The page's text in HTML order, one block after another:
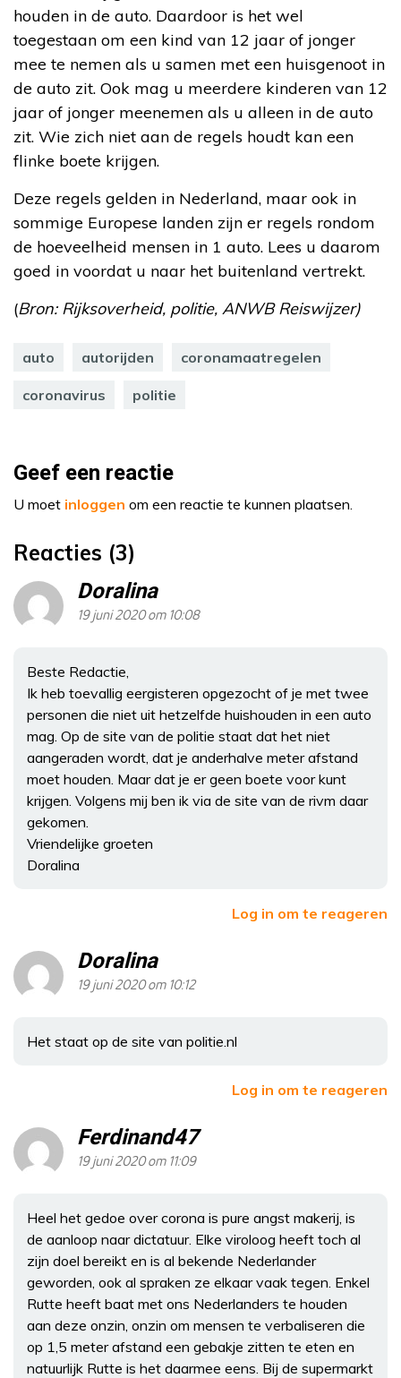
houden in de auto. Daardoor is het wel
toegestaan om een kind van 12 jaar of jonger
mee te nemen als u samen met een huisgenoot in
de auto zit. Ook mag u meerdere kinderen van 12
jaar of jonger meenemen als u alleen in de auto
zit. Wie zich niet aan de regels houdt kan een
flinke boete krijgen.
Deze regels gelden in Nederland, maar ook in
sommige Europese landen zijn er regels rondom
de hoeveelheid mensen in 1 auto. Lees u daarom
goed in voordat u naar het buitenland vertrekt.
(Bron: Rijksoverheid, politie, ANWB Reiswijzer)
auto autorijden coronamaatregelen
coronavirus politie
Geef een reactie
U moet inloggen om een reactie te kunnen plaatsen.
Reacties (3)
Doralina
19 juni 2020 om 10:08
Beste Redactie,
Ik heb toevallig eergisteren opgezocht of je met twee
personen die niet uit hetzelfde huishouden in een auto
mag. Op de site van de politie staat dat het niet
aangeraden wordt, dat je anderhalve meter afstand
moet houden. Maar dat je er geen boete voor kunt
krijgen. Volgens mij ben ik via de site van de rivm daar
gekomen.
Vriendelijke groeten
Doralina
Log in om te reageren
Doralina
19 juni 2020 om 10:12
Het staat op de site van politie.nl
Log in om te reageren
Ferdinand47
19 juni 2020 om 11:09
Heel het gedoe over corona is pure angst makerij, is
de aanloop naar dictatuur. Elke viroloog heeft toch al
zijn doel bereikt en is al bekende Nederlander
geworden, ook al spraken ze elkaar vaak tegen. Enkel
Rutte heeft baat met ons Nederlanders te houden
aan deze onzin, onzin om mensen te verbaliseren die
op 1,5 meter afstand een gebakje zitten te eten en
natuurlijk Rutte is het daarmee eens. Bij de supermarkt